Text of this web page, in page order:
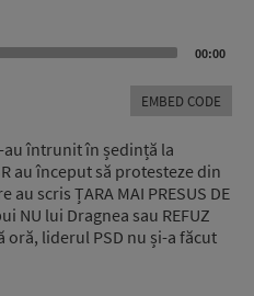
00:00
EMBED CODE
întrunit în ședință la
au început să protesteze din
scris ȚARA MAI PRESUS DE
NU lui Dragnea sau REFUZ
oră, liderul PSD nu și-a făcut